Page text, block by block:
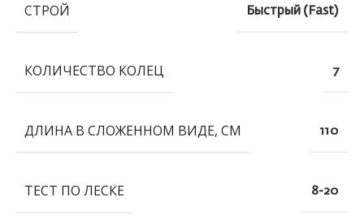
СТРОЙ Быстрый (Fast)
КОЛИЧЕСТВО КОЛЕЦ 7
ДЛИНА В СЛОЖЕННОМ ВИДЕ, СМ 110
ТЕСТ ПО ЛЕСКЕ 8-20